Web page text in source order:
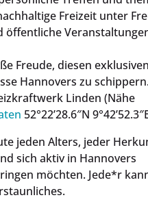
Freizeit unter
Freude, diesen
Hannovers zu
Linden (Nähe
52°22’28.6″N
jeden Alters, jeder
sich aktiv in Hannovers
möchten. Jede*r